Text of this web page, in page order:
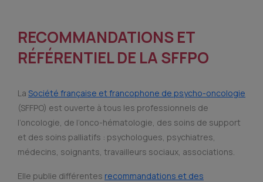
RECOMMANDATIONS ET
RÉFÉRENTIEL DE LA SFFPO
La Société française et francophone de psycho-oncologie
(SFFPO) est ouverte à tous les professionnels de
l’oncologie, de l’onco-hématologie, des soins de support
et des soins palliatifs : psychologues, psychiatres,
médecins, soignants, travailleurs sociaux, associations.
Elle publie différentes recommandations et des